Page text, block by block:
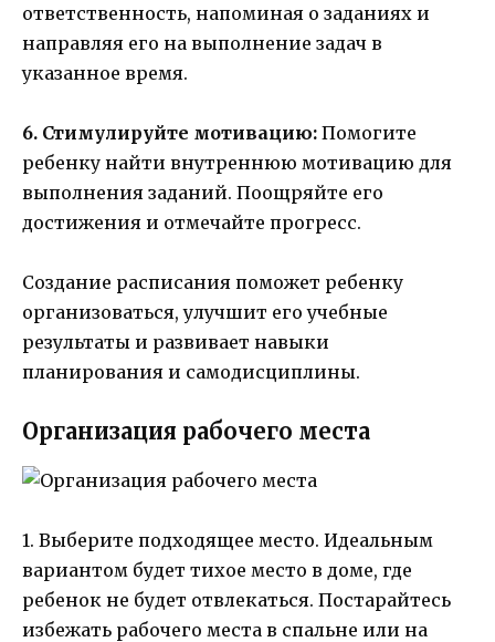
ответственность, напоминая о заданиях и
направляя его на выполнение задач в
указанное время.
6. Стимулируйте мотивацию: Помогите
ребенку найти внутреннюю мотивацию для
выполнения заданий. Поощряйте его
достижения и отмечайте прогресс.
Создание расписания поможет ребенку
организоваться, улучшит его учебные
результаты и развивает навыки
планирования и самодисциплины.
Организация рабочего места
1. Выберите подходящее место. Идеальным
вариантом будет тихое место в доме, где
ребенок не будет отвлекаться. Постарайтесь
избежать рабочего места в спальне или на